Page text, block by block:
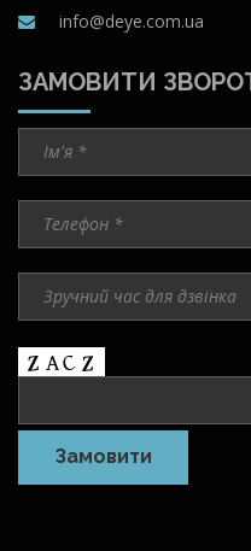
info@deye.com.ua
ЗАМОВИТИ